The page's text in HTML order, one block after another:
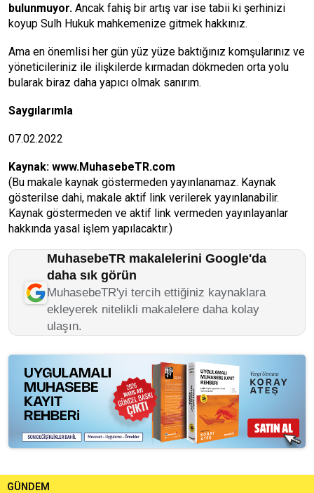
bulunmuyor. Ancak fahiş bir artış var ise tabii ki şerhinizi
koyup Sulh Hukuk mahkemenize gitmek hakkınız.
Ama en önemlisi her gün yüz yüze baktığınız komşularınız ve
yöneticileriniz ile ilişkilerde kırmadan dökmeden orta yolu
bularak biraz daha yapıcı olmak sanırım.
Saygılarımla
07.02.2022
Kaynak: www.MuhasebeTR.com
(Bu makale kaynak göstermeden yayınlanamaz. Kaynak
gösterilse dahi, makale aktif link verilerek yayınlanabilir.
Kaynak göstermeden ve aktif link vermeden yayınlayanlar
hakkında yasal işlem yapılacaktır.)
MuhasebeTR makalelerini Google'da
daha sık görün
MuhasebeTR'yi tercih ettiğiniz kaynaklara
ekleyerek nitelikli makalelere daha kolay
ulaşın.
GÜNDEM